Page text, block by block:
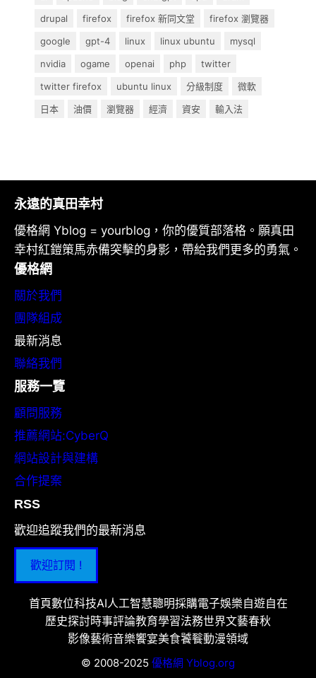
drupal
firefox firefox 新同文堂
firefox 瀏覽器
google
gpt-4 linux linux ubuntu
mysql
nvidia
ogame openai php
twitter
twitter firefox
ubuntu linux 分級制度
微軟
日本
油價 瀏覽器 經濟 資安 輸入法
永遠的真田幸村
優格網 Yblog = yourblog，你的優質部落格。願真田
幸村紅鎧策馬赤備突擊的身影，帶給我們更多的勇氣。
優格網
關於我們
團隊組成
最新消息
聯絡我們
服務一覽
顧問服務
推薦網站:CyberQ
網站設計與建構
合作提案
RSS
歡迎追蹤我們的最新消息
歡迎訂閱 !
首頁數位科技AI人工智慧聰明採購電子娛樂自遊自在
歷史探討時事評論教育學習法務世界文藝春秋
影像藝術音樂饗宴美食饕餮動漫領域
© 2008-2025 優格網 Yblog.org